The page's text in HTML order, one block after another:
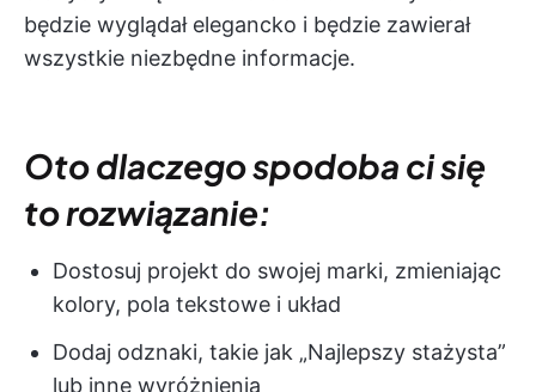
będzie wyglądał elegancko i będzie zawierał
wszystkie niezbędne informacje.
Oto dlaczego spodoba ci się
to rozwiązanie:
Dostosuj projekt do swojej marki, zmieniając
kolory, pola tekstowe i układ
Dodaj odznaki, takie jak „Najlepszy stażysta”
lub inne wyróżnienia